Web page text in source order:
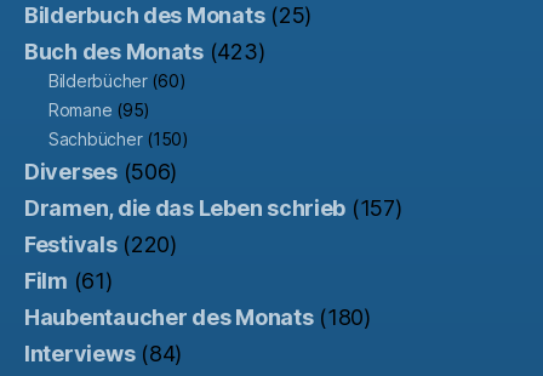
Bilderbuch des Monats(25)
Buch des Monats(423)
Bilderbücher(60)
Romane (95)
Sachbücher(150)
Diverses(506)
Dramen, die das Leben schrieb (157)
Festivals(220)
Film (61)
Haubentaucher des Monats(180)
Interviews(84)